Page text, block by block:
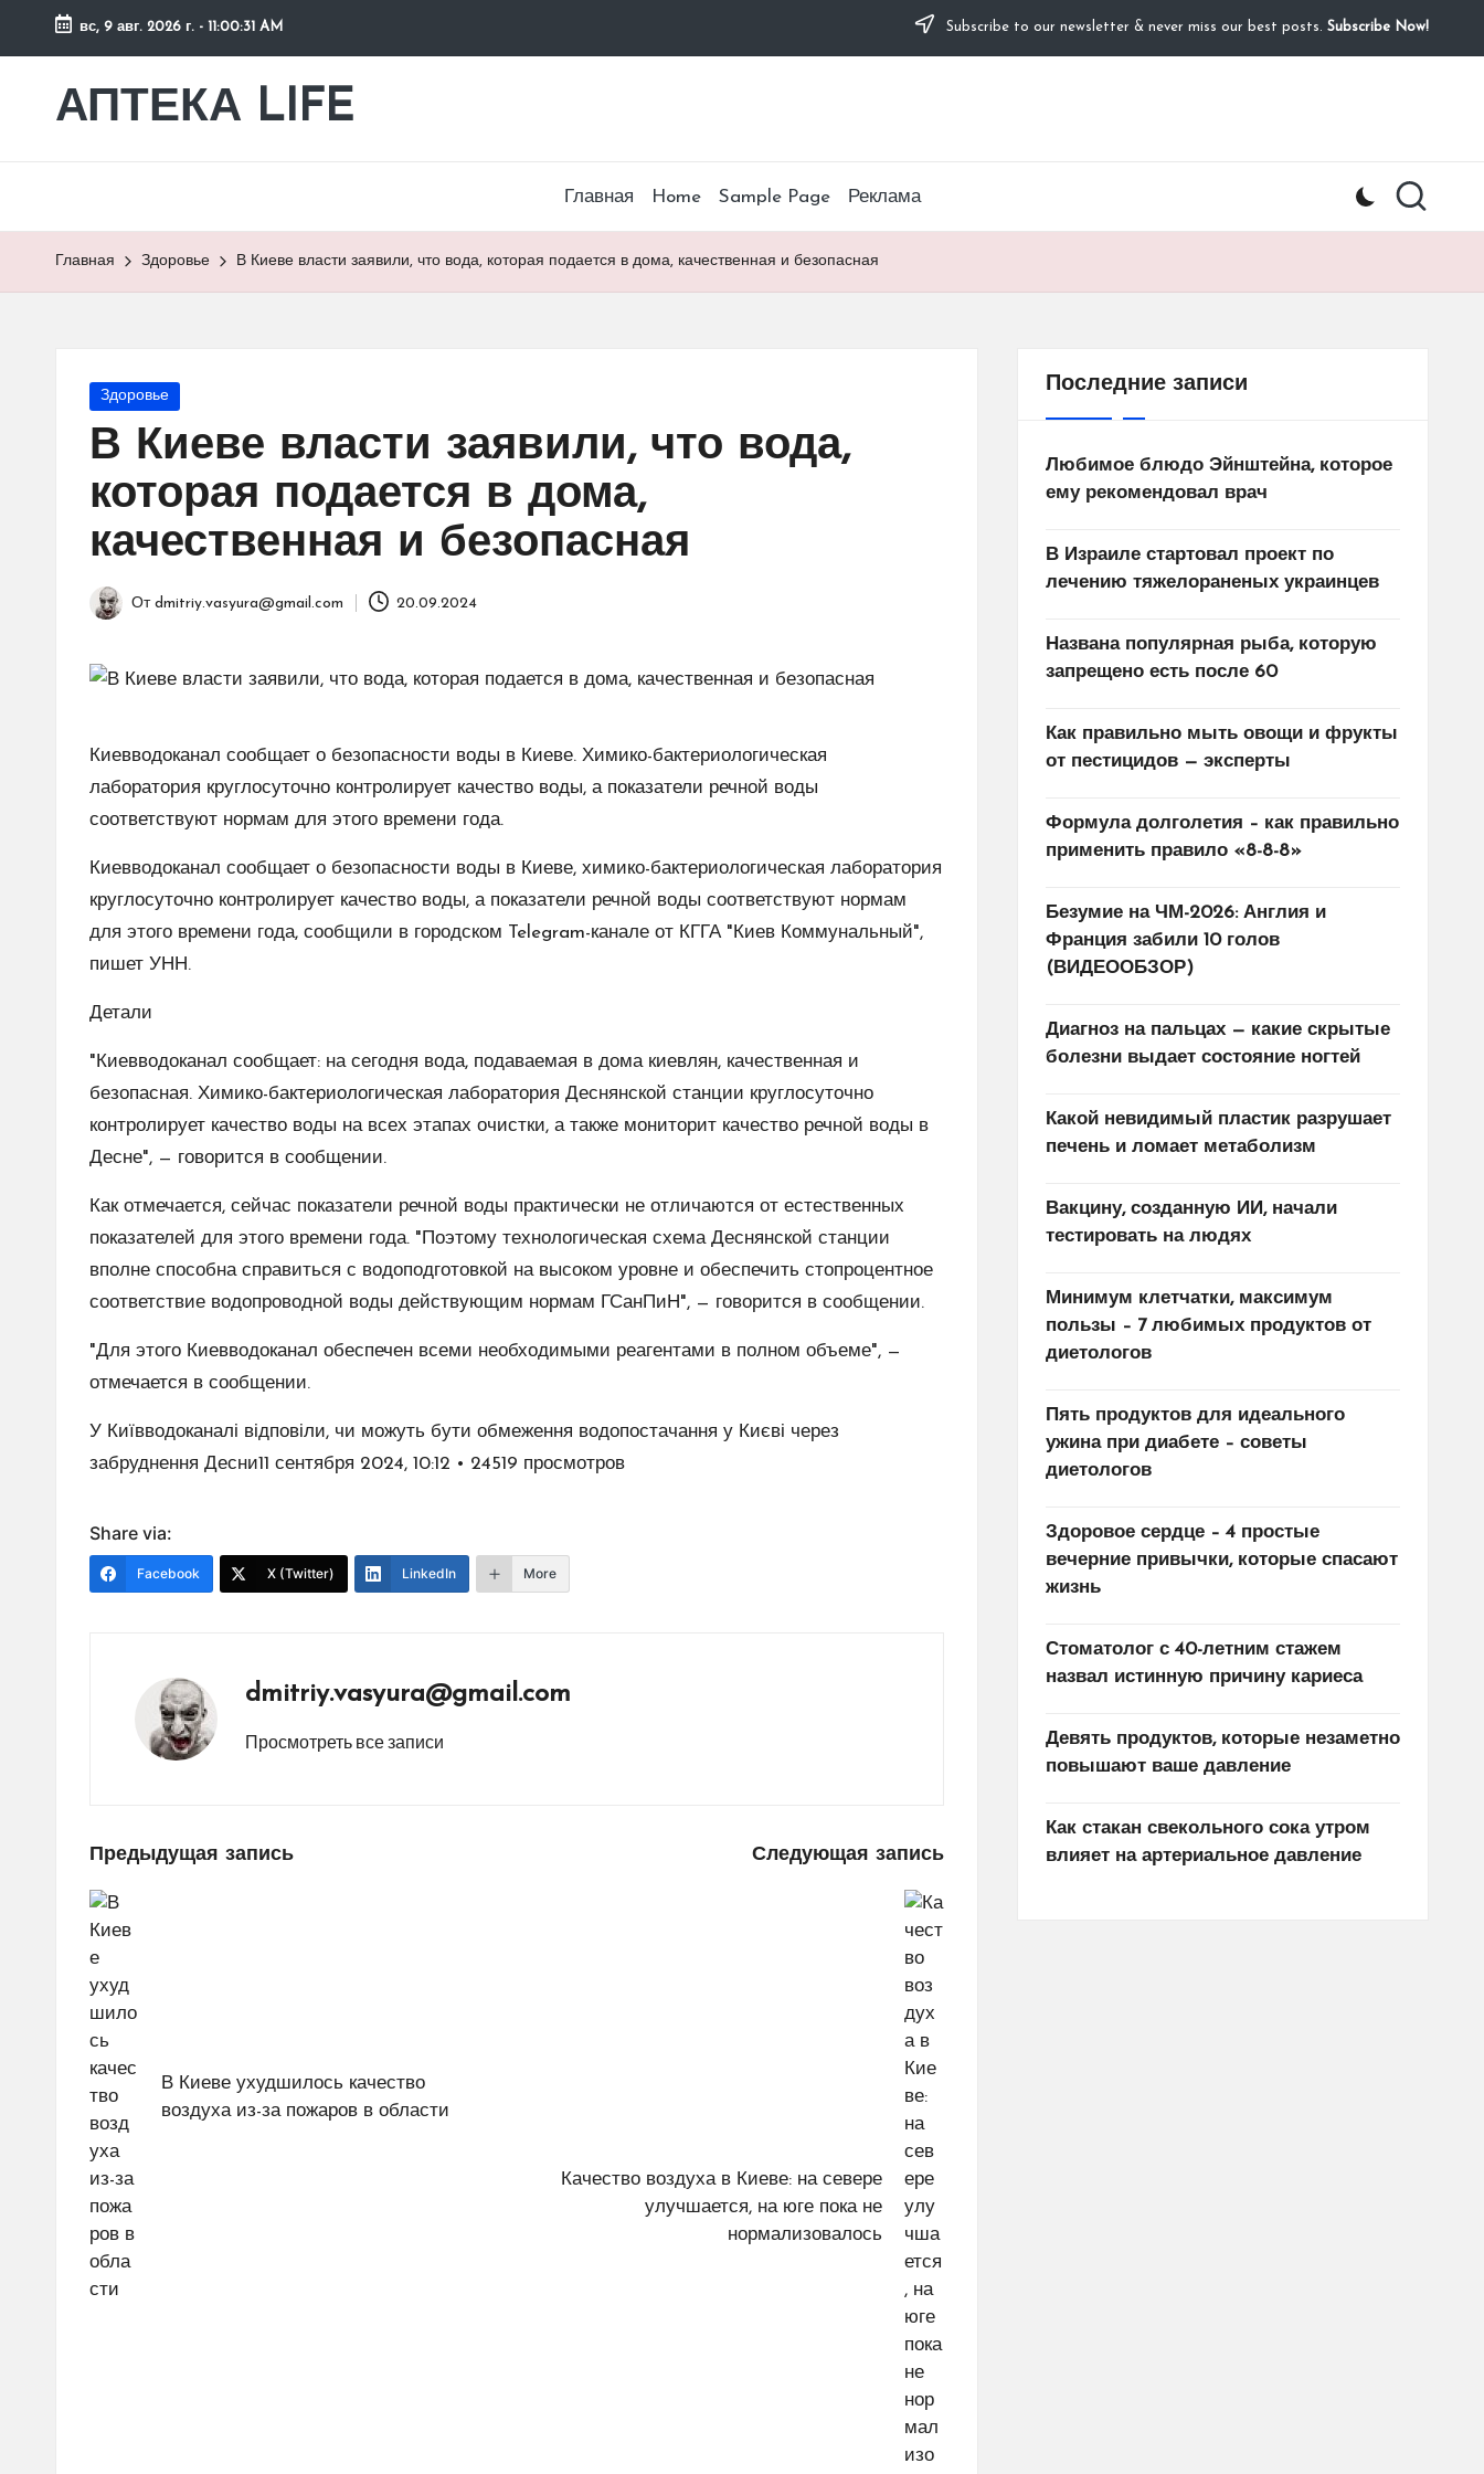
Перейти
содержимому
вс, 9 авг. 2026 г. - 11:00:32 AM Subscribe to our newsletter & never miss our best posts. Subscribe Now!
АПТЕКА LIFE
сайт
Главная Home Sample Page Реклама
Главная Здоровье В Киеве власти заявили, что вода, которая подается в дома, качественная и безопасная
Опубликовано
Здоровье
В Киеве власти заявили, что вода,
которая подается в дома,
качественная и безопасная
Запись
От dmitriy.vasyura@gmail.com 20.09.2024
Киевводоканал сообщает о безопасности воды в Киеве. Химико-бактериологическая
лаборатория круглосуточно контролирует качество воды, а показатели речной воды
соответствуют нормам для этого времени года.
Киевводоканал сообщает о безопасности воды в Киеве, химико-бактериологическая лаборатория
круглосуточно контролирует качество воды, а показатели речной воды соответствуют нормам
для этого времени года, сообщили в городском Telegram-канале от КГГА "Киев Коммунальный",
пишет УНН.
Детали
"Киевводоканал сообщает: на сегодня вода, подаваемая в дома киевлян, качественная и
безопасная. Химико-бактериологическая лаборатория Деснянской станции круглосуточно
контролирует качество воды на всех этапах очистки, а также мониторит качество речной воды в
Десне", — говорится в сообщении.
Как отмечается, сейчас показатели речной воды практически не отличаются от естественных
показателей для этого времени года. "Поэтому технологическая схема Деснянской станции
вполне способна справиться с водоподготовкой на высоком уровне и обеспечить стопроцентное
соответствие водопроводной воды действующим нормам ГСанПиН", — говорится в сообщении.
"Для этого Киевводоканал обеспечен всеми необходимыми реагентами в полном объеме", —
отмечается в сообщении.
У Київводоканалі відповіли, чи можуть бути обмеження водопостачання у Києві через
забруднення Десни11 сентября 2024, 10:12 • 24519 просмотров
Share via:
Facebook X (Twitter) LinkedIn More
dmitriy.vasyura@gmail.com
Просмотреть все записи
Навигация
по
записям
Предыдущая запись
В Киеве ухудшилось качество
воздуха из-за пожаров в области
Следующая запись
Качество воздуха в Киеве: на севере
улучшается, на юге пока не
нормализовалось
Последние записи
Любимое блюдо Эйнштейна, которое
ему рекомендовал врач
В Израиле стартовал проект по
лечению тяжелораненых украинцев
Названа популярная рыба, которую
запрещено есть после 60
Как правильно мыть овощи и фрукты
от пестицидов — эксперты
Формула долголетия – как правильно
применить правило «8-8-8»
Безумие на ЧМ-2026: Англия и
Франция забили 10 голов
(ВИДЕООБЗОР)
Диагноз на пальцах — какие скрытые
болезни выдает состояние ногтей
Какой невидимый пластик разрушает
печень и ломает метаболизм
Вакцину, созданную ИИ, начали
тестировать на людях
Минимум клетчатки, максимум
пользы – 7 любимых продуктов от
диетологов
Пять продуктов для идеального
ужина при диабете – советы
диетологов
Здоровое сердце – 4 простые
вечерние привычки, которые спасают
жизнь
Стоматолог с 40-летним стажем
назвал истинную причину кариеса
Девять продуктов, которые незаметно
повышают ваше давление
Как стакан свекольного сока утром
влияет на артериальное давление